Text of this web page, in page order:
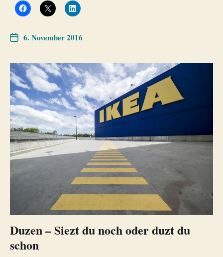
6. November 2016
Duzen – Siezt du noch oder duzt du
schon